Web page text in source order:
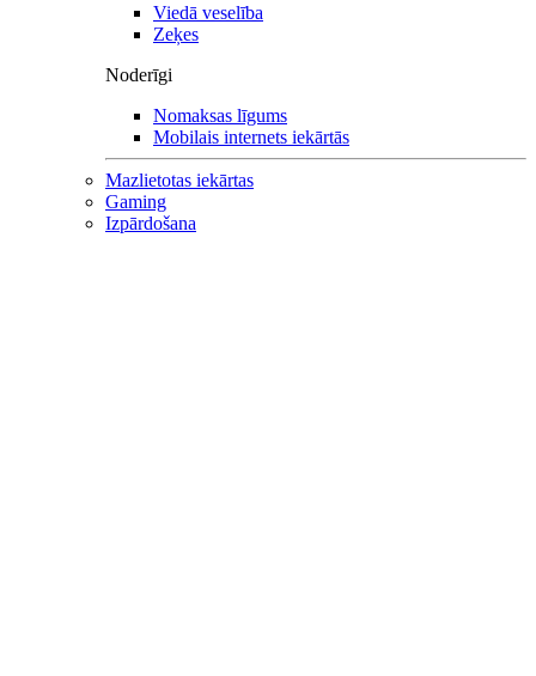
Viedā veselība
Zeķes
Noderīgi
Nomaksas līgums
Mobilais internets iekārtās
Mazlietotas iekārtas
Gaming
Izpārdošana